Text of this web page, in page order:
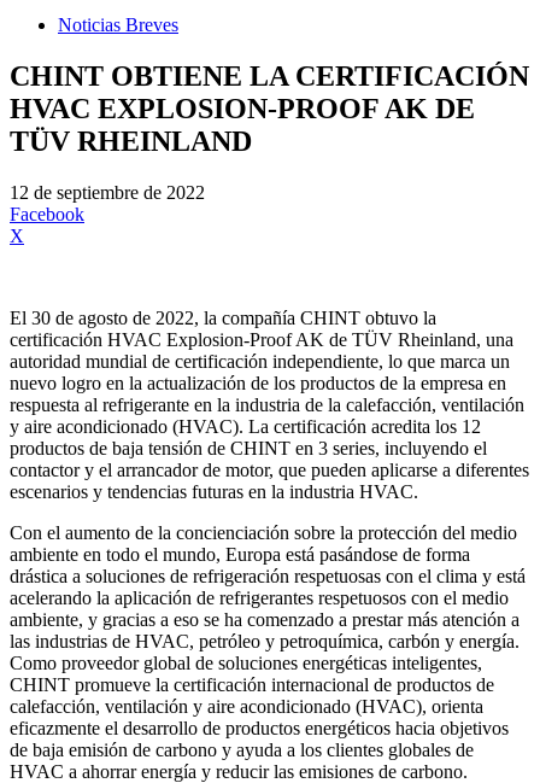
Noticias Breves
CHINT OBTIENE LA CERTIFICACIÓN
HVAC EXPLOSION-PROOF AK DE
TÜV RHEINLAND
12 de septiembre de 2022
Facebook
X
El 30 de agosto de 2022, la compañía CHINT obtuvo la
certificación HVAC Explosion-Proof AK de TÜV Rheinland, una
autoridad mundial de certificación independiente, lo que marca un
nuevo logro en la actualización de los productos de la empresa en
respuesta al refrigerante en la industria de la calefacción, ventilación
y aire acondicionado (HVAC). La certificación acredita los 12
productos de baja tensión de CHINT en 3 series, incluyendo el
contactor y el arrancador de motor, que pueden aplicarse a diferentes
escenarios y tendencias futuras en la industria HVAC.
Con el aumento de la concienciación sobre la protección del medio
ambiente en todo el mundo, Europa está pasándose de forma
drástica a soluciones de refrigeración respetuosas con el clima y está
acelerando la aplicación de refrigerantes respetuosos con el medio
ambiente, y gracias a eso se ha comenzado a prestar más atención a
las industrias de HVAC, petróleo y petroquímica, carbón y energía.
Como proveedor global de soluciones energéticas inteligentes,
CHINT promueve la certificación internacional de productos de
calefacción, ventilación y aire acondicionado (HVAC), orienta
eficazmente el desarrollo de productos energéticos hacia objetivos
de baja emisión de carbono y ayuda a los clientes globales de
HVAC a ahorrar energía y reducir las emisiones de carbono.